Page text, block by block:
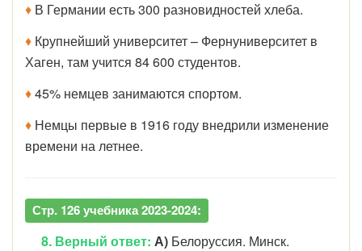
♦ В Германии есть 300 разновидностей хлеба.
♦ Крупнейший университет – Фернуниверситет в
Хаген, там учится 84 600 студентов.
♦45% немцев занимаются спортом.
♦ Немцы первые в 1916 году внедрили изменение
времени на летнее.
Стр. 126 учебника 2023-2024:
8. Верный ответ: А) Белоруссия. Минск.